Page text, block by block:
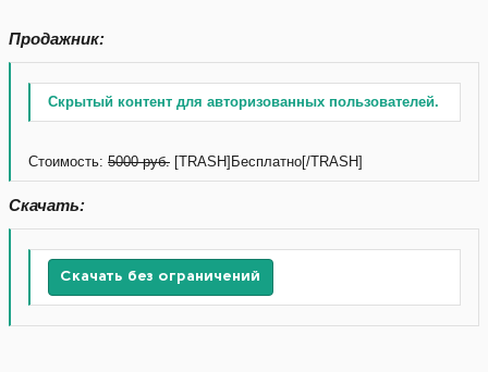
Продажник:
Скрытый контент для авторизованных пользователей.
Стоимость: 5000 руб. [TRASH]Бесплатно[/TRASH]
Скачать:
Скачать без ограничений